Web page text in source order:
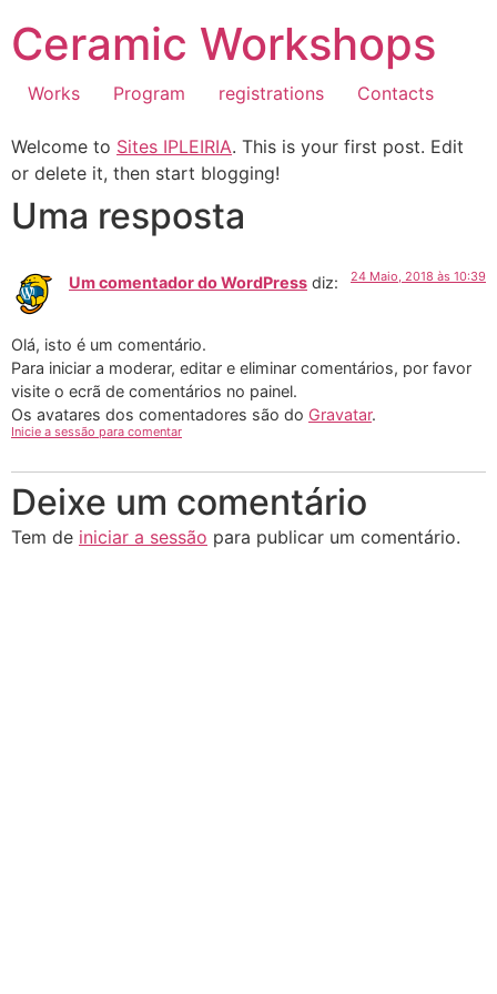
Ceramic Workshops
Works Program registrations Contacts
Welcome to Sites IPLEIRIA. This is your first post. Edit
or delete it, then start blogging!
Uma resposta
Um comentador do WordPress diz: 24 Maio, 2018 às 10:39
Olá, isto é um comentário.
Para iniciar a moderar, editar e eliminar comentários, por favor
visite o ecrã de comentários no painel.
Os avatares dos comentadores são do Gravatar.
Inicie a sessão para comentar
Deixe um comentário
Tem de iniciar a sessão para publicar um comentário.